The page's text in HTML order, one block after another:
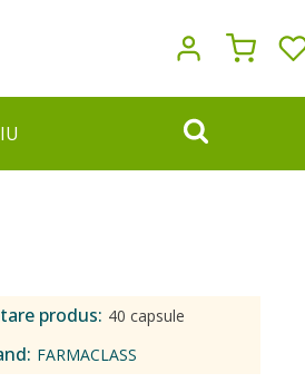
produs: 40 capsule
FARMACLASS